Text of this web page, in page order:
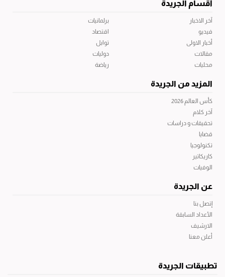
أقسام الجريدة
آخر الاخبار
فيديو
أخبار الاولى
مقالات
محليات
برلمانيات
اقتصاد
توابل
دوليات
رياضة
المزيد من الجريدة
كأس العالم 2026
آخر كلام
تحقيقات و دراسات
قضايا
تكنولوجيا
كاريكاتير
الوفيات
عن الجريدة
إتصل بنا
الأعداد السابقة
الارشيف
أعلن معنا
تطبيقات الجريدة